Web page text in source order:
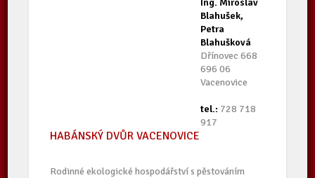
Ing. Miroslav
Blahušek,
Petra
Blahušková
Dřínovec 668
696 06
Vacenovice
tel.: 728 718
917
HABÁNSKÝ DVŮR VACENOVICE
Rodinné ekologické hospodářství s pěstováním